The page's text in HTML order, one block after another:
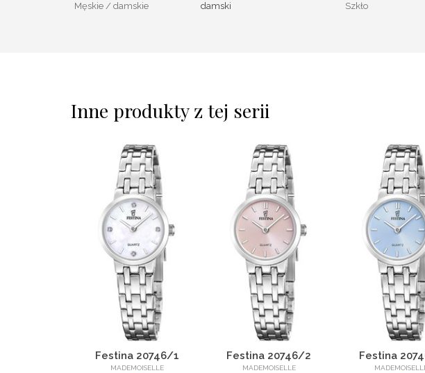
Męskie / damskie damski Szkło
Inne produkty z tej serii
Festina 20746/1
MADEMOISELLE
Festina 20746/2
MADEMOISELLE
Festina